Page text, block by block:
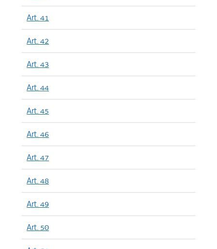
Art. 41
Art. 42
Art. 43
Art. 44
Art. 45
Art. 46
Art. 47
Art. 48
Art. 49
Art. 50